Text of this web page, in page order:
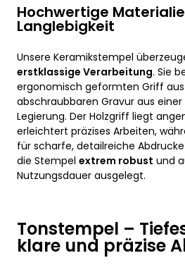
Hochwertige
Langlebigkeit
Unsere Keramikstempel
erstklassige Verarbeitung. Sie
ergonomisch geformten Griff aus
abschraubbaren Gravur aus
Legierung. Der Holzgriff liegt
erleichtert präzises Arbeiten,
für scharfe, detailreiche
die Stempel extrem robust und
Nutzungsdauer ausgelegt.
Tonstempel –
klare und präzise